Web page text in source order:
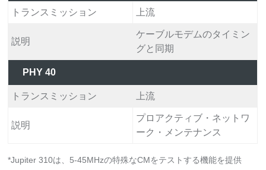
トランスミッション 上流
説明
ケーブルモデムのタイミン
グと同期
PHY 40
トランスミッション 上流
説明
プロアクティブ・ネットワ
ーク・メンテナンス
*Jupiter 310は、5-45MHzの特殊なCMをテストする機能を提供